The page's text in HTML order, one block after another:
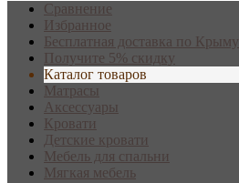
Сравнение
Избранное
Бесплатная доставка по Крыму
Получите 5% скидку
Каталог товаров
Матрасы
Аксессуары
Кровати
Детские кровати
Мебель для спальни
Мягкая мебель